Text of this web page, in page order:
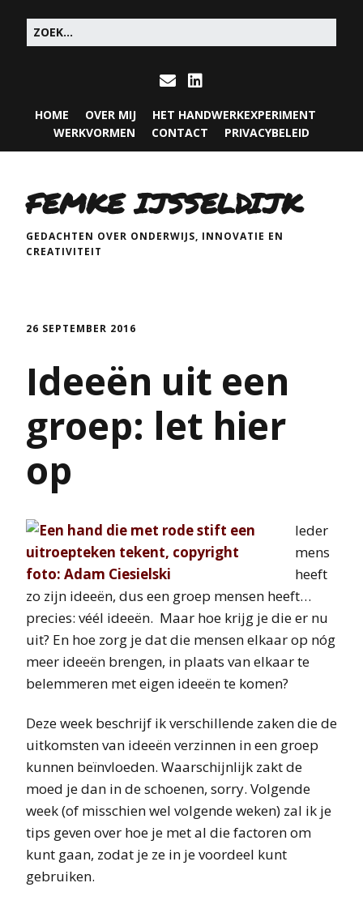
HOME OVER MIJ
HET HANDWERKEXPERIMENT
WERKVORMEN
CONTACT PRIVACYBELEID
FEMKE IJSSELDIJK
GEDACHTEN OVER ONDERWIJS, INNOVATIE EN
CREATIVITEIT
26 SEPTEMBER 2016
Ideeën uit een
groep: let hier
op
Ieder
mens
heeft
zo zijn ideeën, dus een groep mensen heeft…
precies: véél ideeën. Maar hoe krijg je die er nu
uit? En hoe zorg je dat die mensen elkaar op nóg
meer ideeën brengen, in plaats van elkaar te
belemmeren met eigen ideeën te komen?
Deze week beschrijf ik verschillende zaken die de
uitkomsten van ideeën verzinnen in een groep
kunnen beïnvloeden. Waarschijnlijk zakt de
moed je dan in de schoenen, sorry. Volgende
week (of misschien wel volgende weken) zal ik je
tips geven over hoe je met al die factoren om
kunt gaan, zodat je ze in je voordeel kunt
gebruiken.